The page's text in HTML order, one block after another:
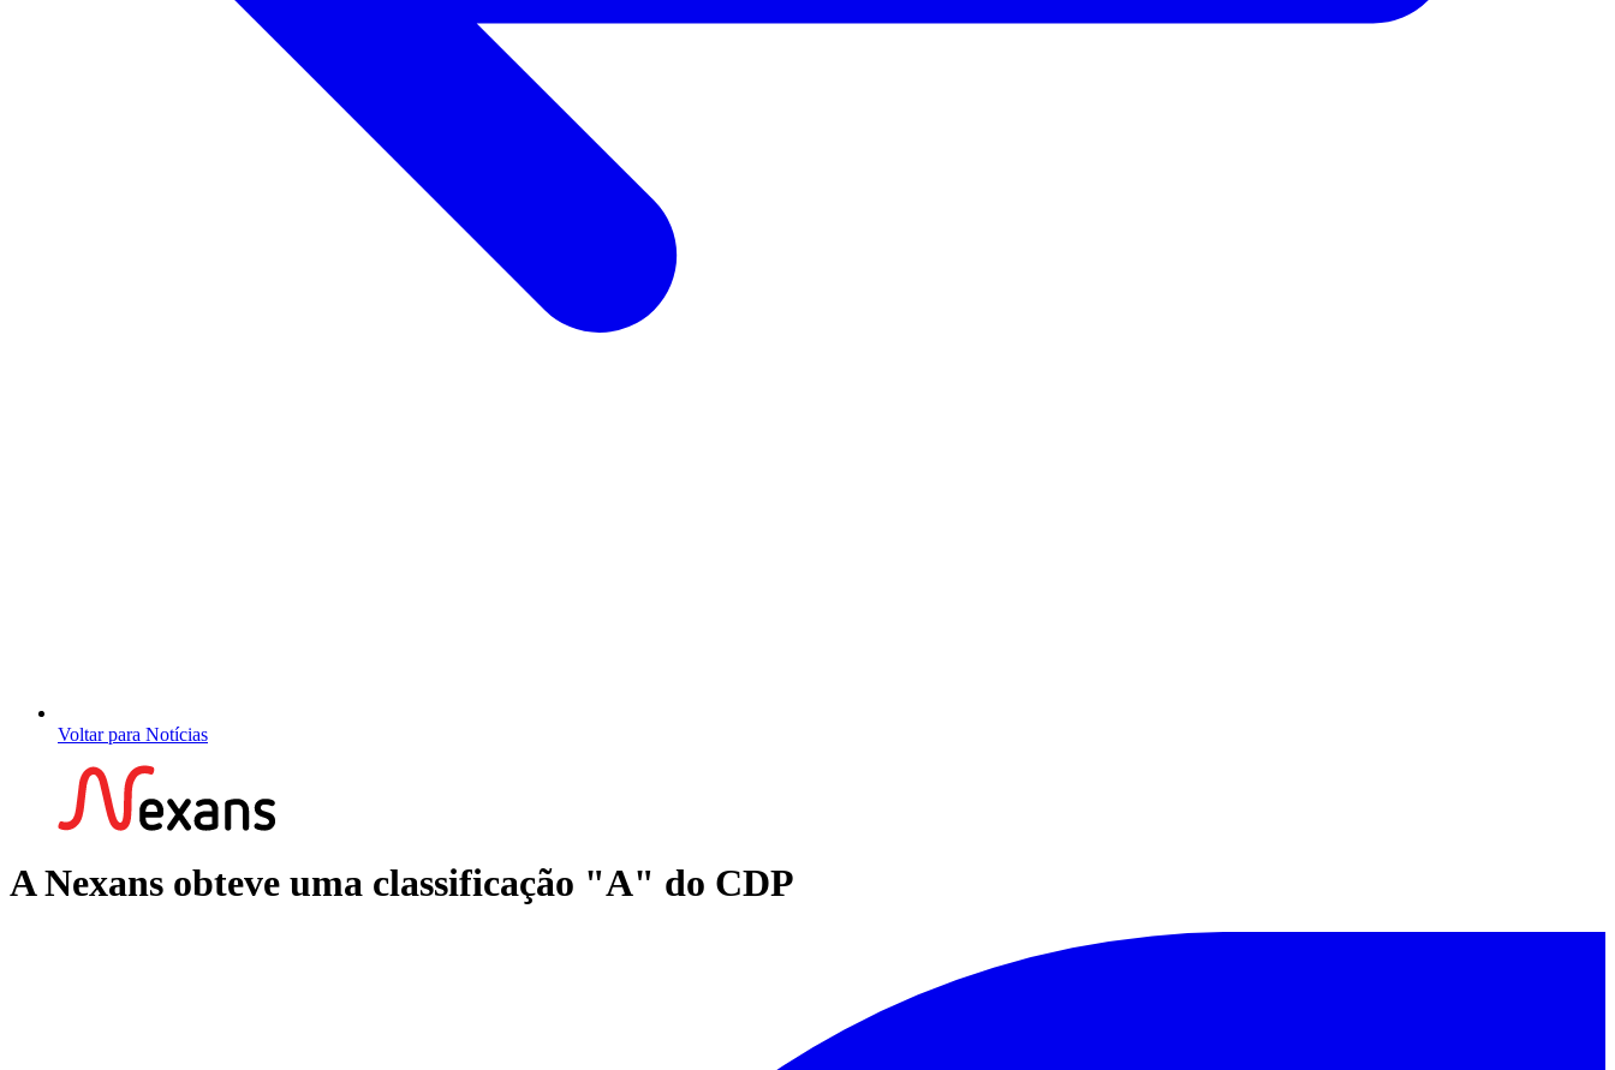
Voltar para Notícias
A Nexans obteve uma classificação "A" do CDP